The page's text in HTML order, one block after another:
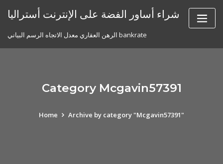
شراء أساور الفضة على الإنترنت أستراليا
الرهن العقاري معدل الاتجاه الرسم البياني bankrate
Category Mcgavin57391
Home Archive by category "Mcgavin57391"